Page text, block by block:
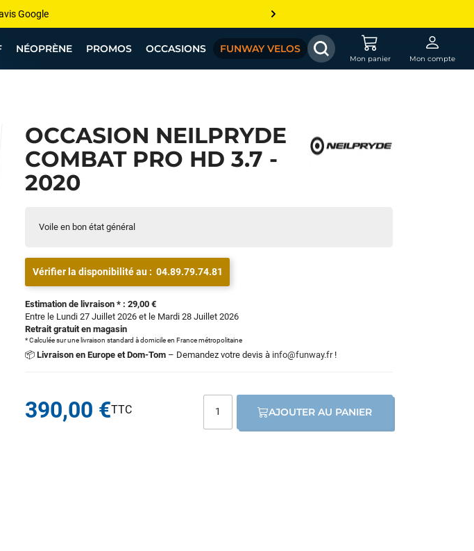
chez Funway
cher ailleurs ? On s’aligne !
NÉOPRÈNE PROMOS OCCASIONS FUNWAY VELOS
Mon panier Mon compte
OCCASION NEILPRYDE
COMBAT PRO HD 3.7 -
2020
Voile en bon état général
Vérifier la disponibilité au : 04.89.79.74.81
Estimation de livraison * : 29,00 €
Entre le Lundi 27 Juillet 2026 et le Mardi 28 Juillet 2026
Retrait gratuit en magasin
* Calculée sur une livraison standard à domicile en France métropolitaine
📦 Livraison en Europe et Dom-Tom – Demandez votre devis à info@funway.fr!
390,00 € AJOUTER AU PANIER